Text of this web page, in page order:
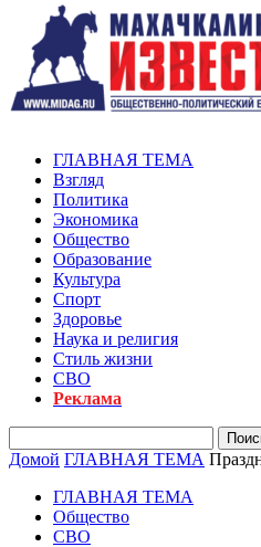
ГЛАВНАЯ ТЕМА
Взгляд
Политика
Экономика
Общество
Образование
Культура
Спорт
Здоровье
Наука и религия
Стиль жизни
СВО
Реклама
Домой ГЛАВНАЯ ТЕМА
ГЛАВНАЯ ТЕМА
Общество
СВО